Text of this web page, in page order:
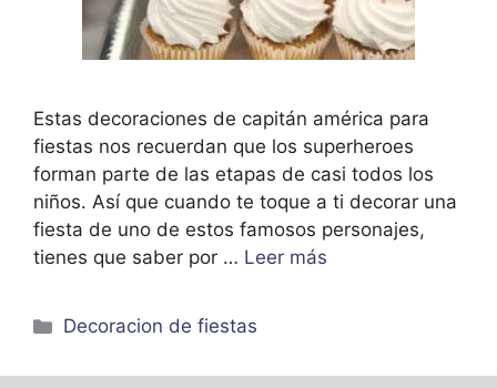
Estas decoraciones de capitán américa para
fiestas nos recuerdan que los superheroes
forman parte de las etapas de casi todos los
niños. Así que cuando te toque a ti decorar una
fiesta de uno de estos famosos personajes,
tienes que saber por … Leer más
Categorías
Decoracion de fiestas